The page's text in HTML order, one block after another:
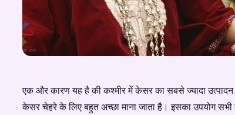
एक और कारण यह है की कश्मीर में केसर का सबसे ज्यादा
केसर चेहरे के लिए बहुत अच्छा माना जाता है। इसका उपयोग